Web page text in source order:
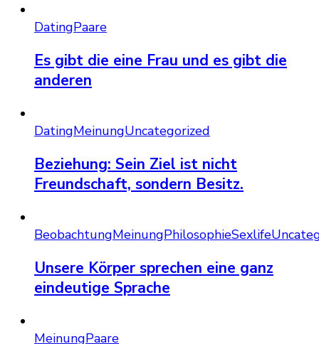
DatingPaare
Es gibt die eine Frau und es gibt die
anderen
DatingMeinungUncategorized
Beziehung: Sein Ziel ist nicht
Freundschaft, sondern Besitz.
BeobachtungMeinungPhilosophieSexlife
Unsere Körper sprechen eine ganz
eindeutige Sprache
MeinungPaare